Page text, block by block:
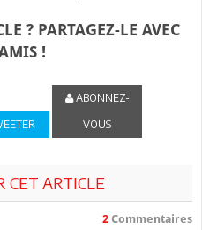
? PARTAGEZ-LE AVEC
!
ABONNEZ-
VOUS
CET ARTICLE
2 Commentaires